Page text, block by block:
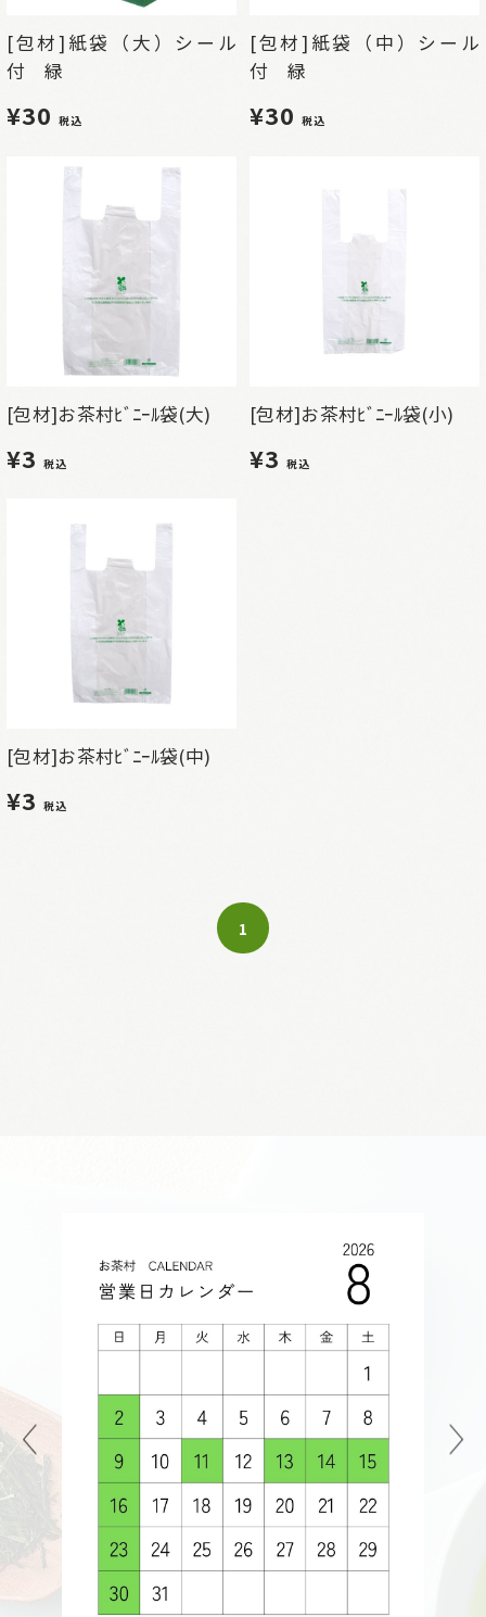
[包材]紙袋（大）シール
付 緑
¥30税込
[包材]紙袋（中）シール
付 緑
¥30税込
[包材]お茶村ﾋﾞﾆｰﾙ袋(大)
¥3税込
[包材]お茶村ﾋﾞﾆｰﾙ袋(小)
¥3税込
[包材]お茶村ﾋﾞﾆｰﾙ袋(中)
¥3税込
1